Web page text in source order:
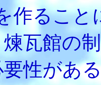
作ること
瓦館の
要性があ